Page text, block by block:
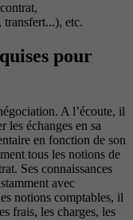
transfert...), etc.
pour
A l’écoute, il
les échanges en sa
en fonction de son
tous les notions de
Ses connaissances
avec
notions comptables, il
frais, les charges, les